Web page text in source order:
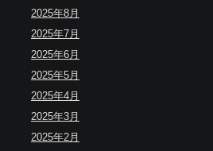
2025年8月
2025年7月
2025年6月
2025年5月
2025年4月
2025年3月
2025年2月